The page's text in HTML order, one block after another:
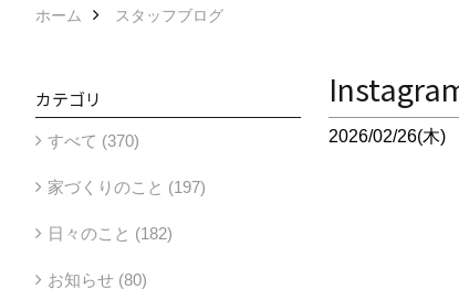
ホーム スタッフブログ
2026/02/26(木)
カテゴリ
すべて (370)
家づくりのこと (197)
日々のこと (182)
お知らせ (80)